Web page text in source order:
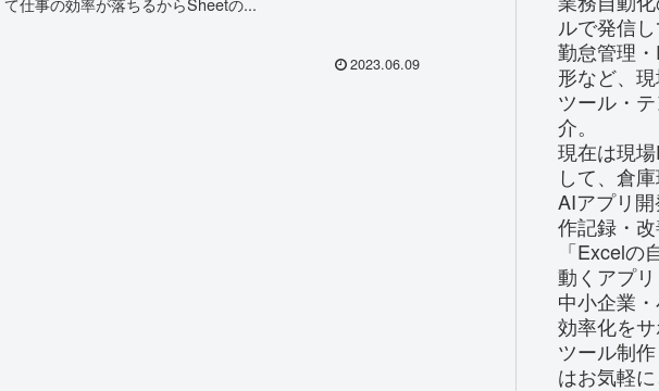
2023.06.09
ルで発信し
勤怠管理
形など、
ツール・
介。
現在は現
して、倉
AIアプリ
作記録・改
「Excelの
動くアプリ
中小企業
効率化をサ
ツール制
はお気軽に